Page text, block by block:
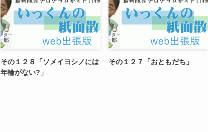
その１２８「ソメイヨシノには
年輪がない?」
その１２７「おともだち」